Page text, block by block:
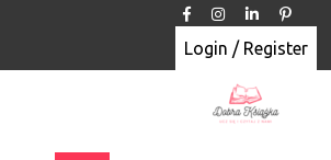
Login / Register